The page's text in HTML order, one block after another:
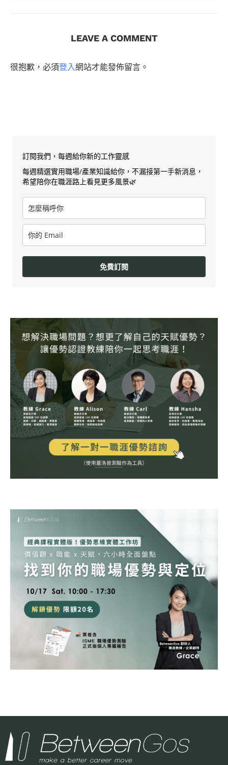
LEAVE A COMMENT
很抱歉，必須登入網站才能發佈留言。
訂閱我們，每週給你新的工作靈感
每週精選實用職場/產業知識給你，不漏接第一手新消息，
希望陪你在職涯路上看見更多風景🌿
免費訂閱